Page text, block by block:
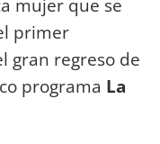
mujer que se
primer
gran regreso de
programa La